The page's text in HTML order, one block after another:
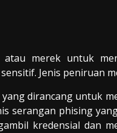
merek untuk
Jenis peniruan
dirancang untuk
serangan phising
kredensial dan